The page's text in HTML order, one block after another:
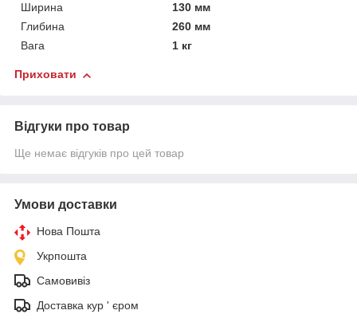
Ширина
130 мм
Глибина
260 мм
Вага
1 кг
Приховати
Відгуки про товар
Ще немає відгуків про цей товар
Умови доставки
Нова Пошта
Укрпошта
Самовивіз
Доставка кур ' єром